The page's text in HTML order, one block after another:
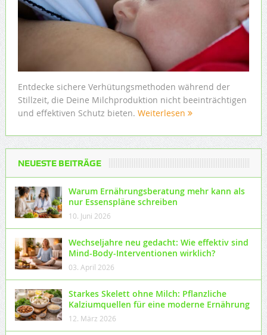
Entdecke sichere Verhütungsmethoden während der
Stillzeit, die Deine Milchproduktion nicht beeinträchtigen
und effektiven Schutz bieten. Weiterlesen
NEUESTE BEITRÄGE
Warum Ernährungsberatung mehr kann als
nur Essenspläne schreiben
10. Juni 2026
Wechseljahre neu gedacht: Wie effektiv sind
Mind-Body-Interventionen wirklich?
03. April 2026
Starkes Skelett ohne Milch: Pflanzliche
Kalziumquellen für eine moderne Ernährung
12. März 2026